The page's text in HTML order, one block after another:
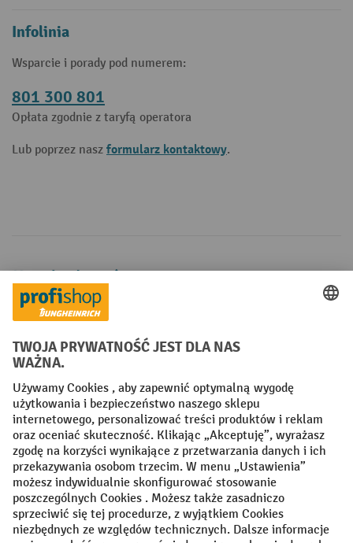
Infolinia
Wsparcie i porady pod numerem:
801 300 801
Opłata zgodnie z taryfą operatora
Lub poprzez nasz formularz kontaktowy.
Metody płatności
Creditcard (Master)Creditcard (Visa)
Factura Przedpłata
Sieci społecznościowe
Facebook
YouTube
LinkedIn
Instagram
Regulamin Impressum PL